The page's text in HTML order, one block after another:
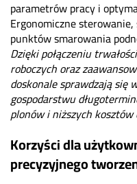
parametrów pracy i
Ergonomiczne
punktów smarowania
Dzięki połączeniu
roboczych oraz
doskonale sprawdzają się
gospodarstwu
plonów i niższych
Korzyści dla
precyzyjnego